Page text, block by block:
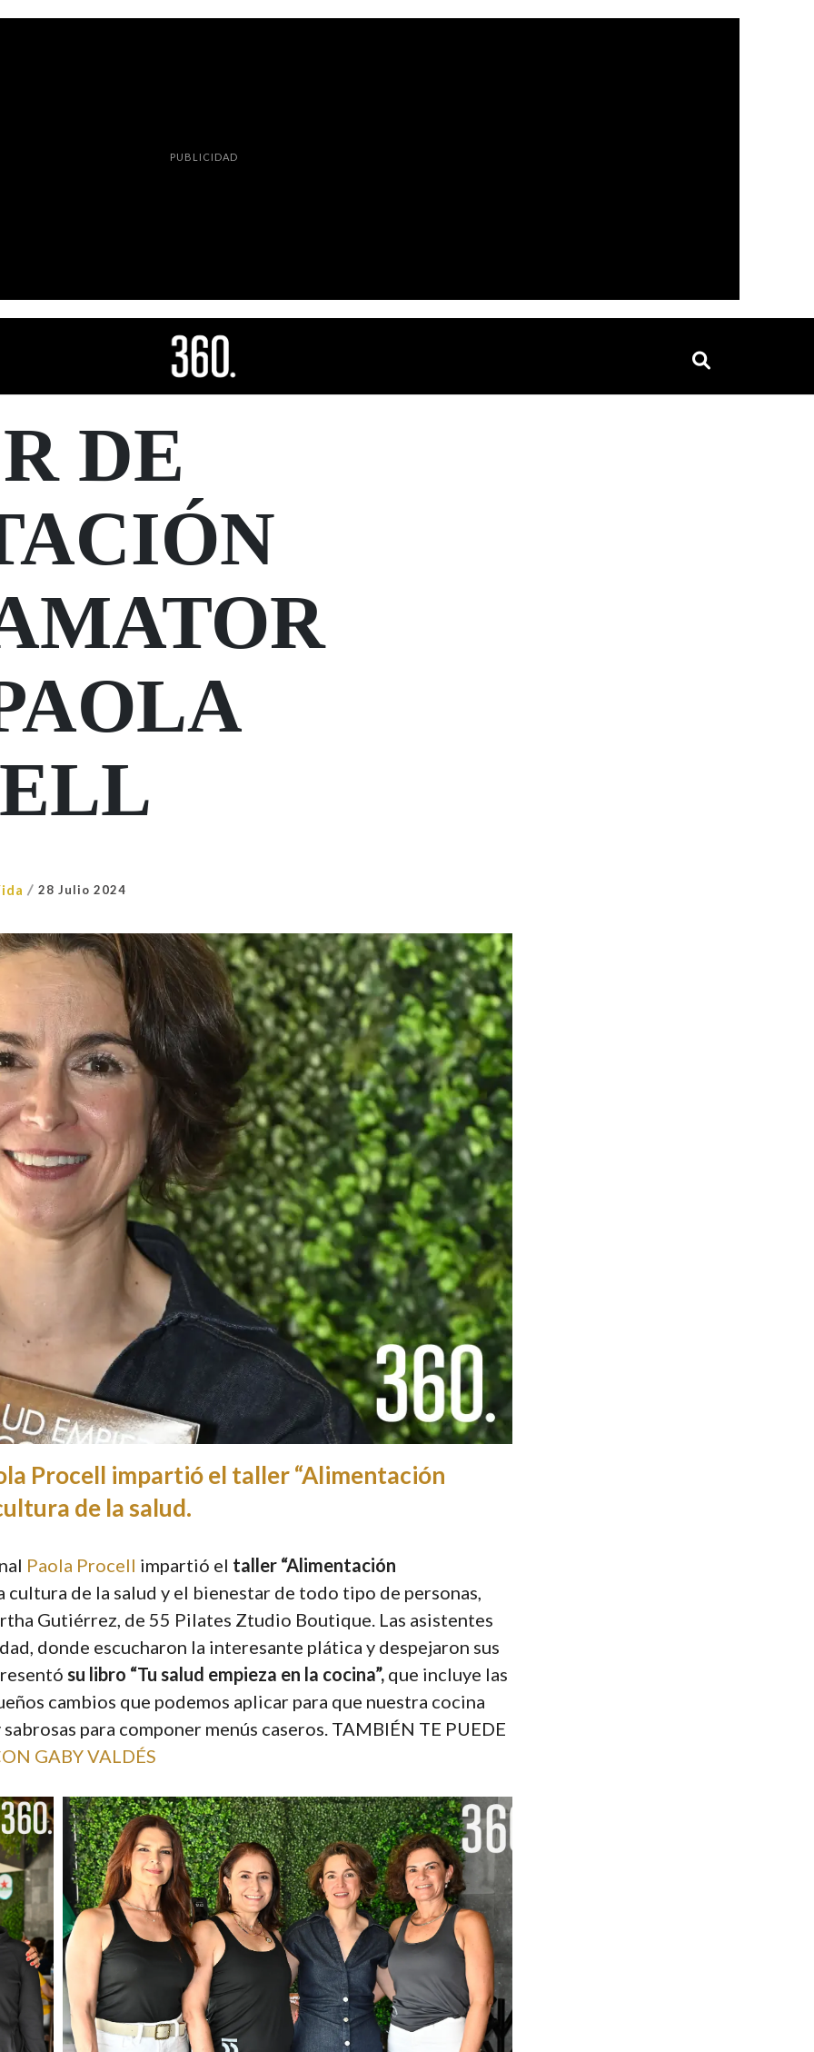
PUBLICIDAD
DE
/ 28 Julio 2024
Procell impartió el taller “Alimentación
de la salud.
Paola Procell impartió el taller “Alimentación
de la salud y el bienestar de todo tipo de personas,
Gutiérrez, de 55 Pilates Ztudio Boutique. Las asistentes
donde escucharon la interesante plática y despejaron sus
su libro “Tu salud empieza en la cocina”, que incluye las
cambios que podemos aplicar para que nuestra cocina
para componer menús caseros. TAMBIÉN TE PUEDE
GABY VALDÉS